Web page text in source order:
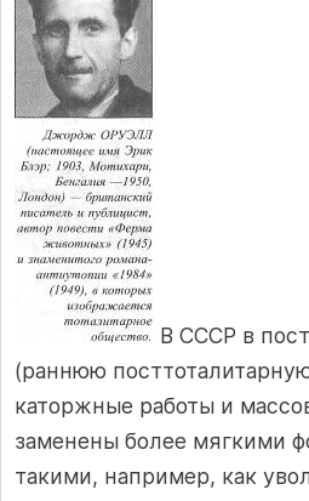
В СССР в
(раннюю
каторжные работы и
заменены более мягкими
такими, например, как